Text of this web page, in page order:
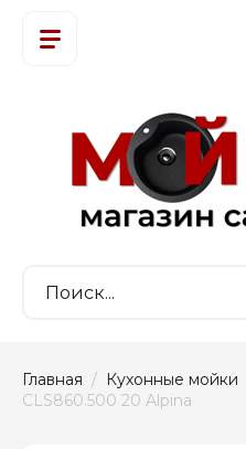
Главная / Кухонные мойки
CLS860.500 20 Alpina